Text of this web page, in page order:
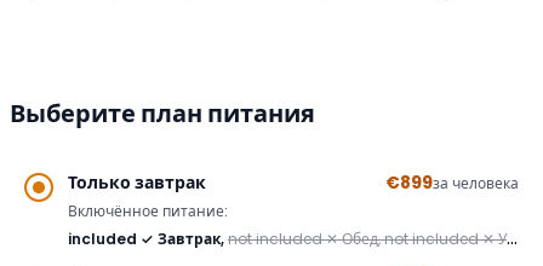
Выберите план питания
Только завтрак €899за человека
Включённое питание:
included ✓ Завтрак,not included✕Обед,not included✕Ужин